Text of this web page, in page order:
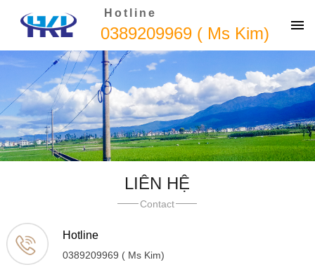
Hotline
0389209969 ( Ms Kim)
LIÊN HỆ
Contact
Hotline
0389209969 ( Ms Kim)